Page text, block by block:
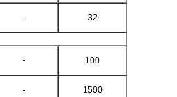
- 32
- 100
- 1500